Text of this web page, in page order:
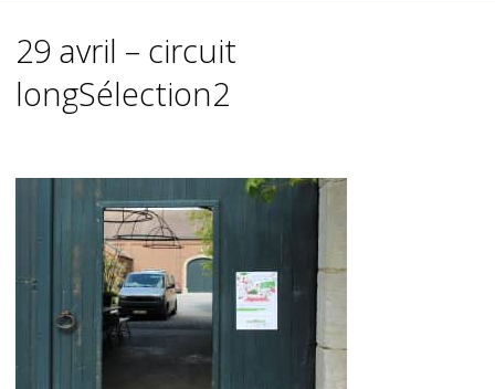
contenu
principal
29 avril – circuit
longSélection2